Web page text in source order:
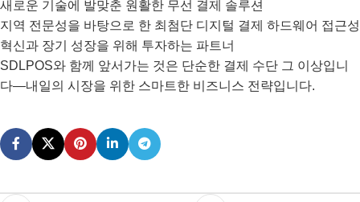
새로운 기술에 발맞춘 원활한 무선 결제 솔루션
지역 전문성을 바탕으로 한 최첨단 디지털 결제 하드웨어 접근성
혁신과 장기 성장을 위해 투자하는 파트너
SDLPOS와 함께 앞서가는 것은 단순한 결제 수단 그 이상입니
다—내일의 시장을 위한 스마트한 비즈니스 전략입니다.